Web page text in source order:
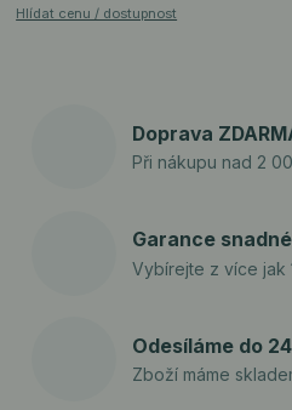
Hlídat cenu / dostupnost
Doprava
Při nákupu nad 2
Garance
Vybírejte z více jak
Odesíláme do
Zboží máme